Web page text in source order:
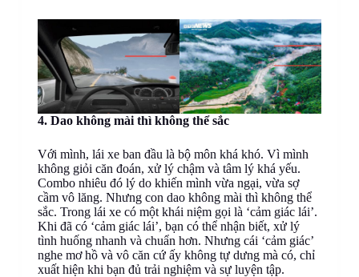
4. Dao không mài thì không thể sắc
Với mình, lái xe ban đầu là bộ môn khá khó. Vì mình
không giỏi căn đoán, xử lý chậm và tâm lý khá yếu.
Combo nhiêu đó lý do khiến mình vừa ngại, vừa sợ
cầm vô lăng. Nhưng con dao không mài thì không thể
sắc. Trong lái xe có một khái niệm gọi là ‘cảm giác lái’.
Khi đã có ‘cảm giác lái’, bạn có thể nhận biết, xử lý
tình huống nhanh và chuẩn hơn. Nhưng cái ‘cảm giác’
nghe mơ hồ và vô căn cứ ấy không tự dưng mà có, chỉ
xuất hiện khi bạn đủ trải nghiệm và sự luyện tập.